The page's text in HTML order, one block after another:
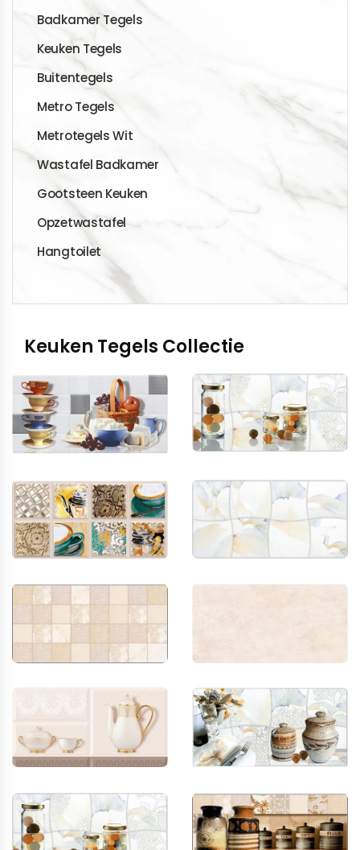
Badkamer Tegels
Keuken Tegels
Buitentegels
Metro Tegels
Metrotegels Wit
Wastafel Badkamer
Gootsteen Keuken
Opzetwastafel
Hangtoilet
Keuken Tegels Collectie